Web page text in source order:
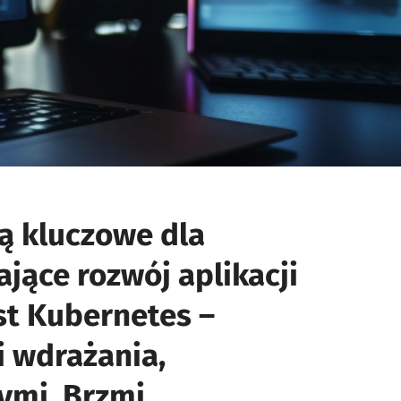
kluczowe dla
rozwój aplikacji
Kubernetes –